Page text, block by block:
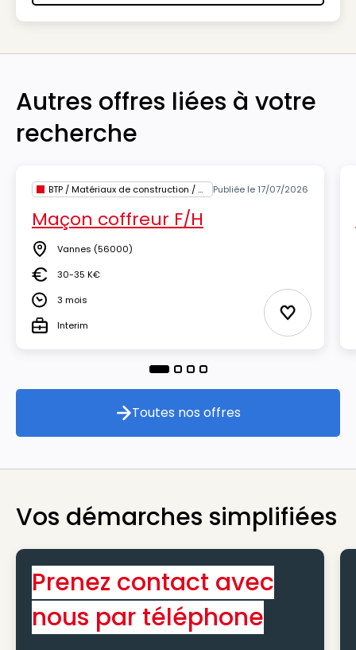
Autres offres liées à votre
recherche
BTP / Matériaux de construction / Architecture Publiée le 17/07/2026
Maçon coffreur F/H
Lieu Vannes (56000)
Salaire30-35 K€
Durée3 mois
TypeInterim Ajouter
Toutes nos offres
Toutes nos offres
Vos démarches simplifiées
Prenez contact avec
nous par téléphone